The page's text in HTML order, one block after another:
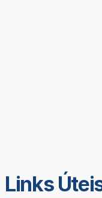
Links